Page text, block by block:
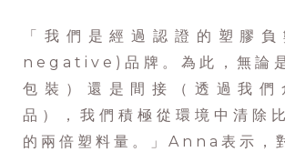
「我們是經過認證的塑膠
negative)品牌。為此，無論
包裝）還是間接（透過我們
品），我們積極從環境中清除
的兩倍塑料量。」Anna表示，